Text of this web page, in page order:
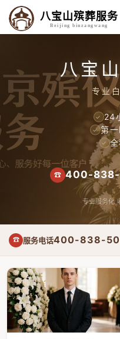
八宝山殡葬服务
Beijing binzangwang
八宝
专业
✓ 24
✓ 第
✓
☎ 400-
专业服务化
☎ 服务电话400-838-